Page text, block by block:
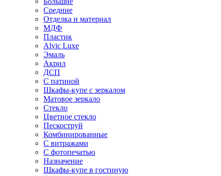
Средние
Отделка и материал
МДФ
Пластик
Alvic Luxe
Эмаль
Акрил
ДСП
С патиной
Шкафы-купе с зеркалом
Матовое зеркало
Стекло
Цветное стекло
Пескоструй
Комбинированные
С витражами
С фотопечатью
Назначение
Шкафы-купе в гостиную